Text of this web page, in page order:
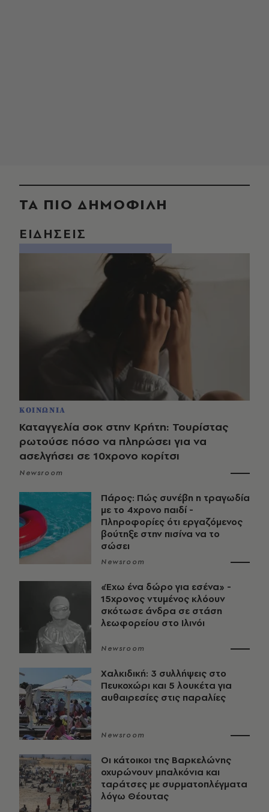
ΤΑ ΠΙΟ ΔΗΜΟΦΙΛΗ
ΕΙΔΗΣΕΙΣ
ΚΟΙΝΩΝΙΑ
Καταγγελία σοκ στην Κρήτη: Τουρίστας
ρωτούσε πόσο να πληρώσει για να
ασελγήσει σε 10χρονο κορίτσι
Newsroom
Πάρος: Πώς συνέβη η τραγωδία
με το 4χρονο παιδί -
Πληροφορίες ότι εργαζόμενος
βούτηξε στην πισίνα να το
σώσει
Newsroom
«Έχω ένα δώρο για εσένα» -
15χρονος ντυμένος κλόουν
σκότωσε άνδρα σε στάση
λεωφορείου στο Ιλινόι
Newsroom
Χαλκιδική: 3 συλλήψεις στο
Πευκοχώρι και 5 λουκέτα για
αυθαιρεσίες στις παραλίες
Newsroom
Οι κάτοικοι της Βαρκελώνης
οχυρώνουν μπαλκόνια και
ταράτσες με συρματοπλέγματα
λόγω Θέουτας